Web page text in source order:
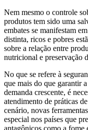
Nem mesmo o controle
produtos tem sido uma
embates se manifestam
distinta, ricos e pobres
sobre a relação entre
nutricional e preservação
No que se refere à
que mais do que garantir
demanda crescente, é
atendimento de práticas
cenário, novas
especial nos países que
antagônicos como a fome